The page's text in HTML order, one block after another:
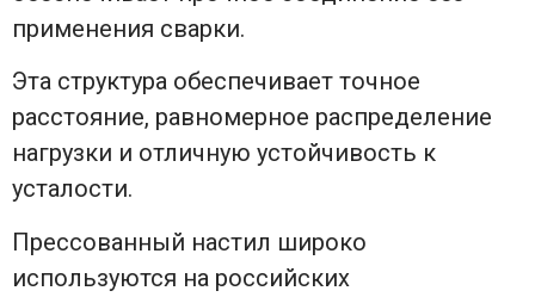
применения сварки.
Эта структура обеспечивает точное
расстояние, равномерное распределение
нагрузки и отличную устойчивость к
усталости.
Прессованный настил широко
используются на российских